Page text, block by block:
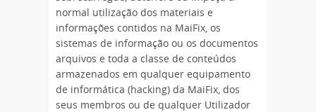
normal utilização dos materiais e
informações contidos na MaiFix, os
sistemas de informação ou os documentos
arquivos e toda a classe de conteúdos
armazenados em qualquer equipamento
de informática (hacking) da MaiFix, dos
seus membros ou de qualquer Utilizador